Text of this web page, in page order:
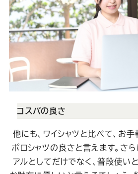
コスパの良さ
他にも、ワイシャツと比べて、お
ポロシャツの良さと言えます。さら
アルとしてだけでなく、普段使い